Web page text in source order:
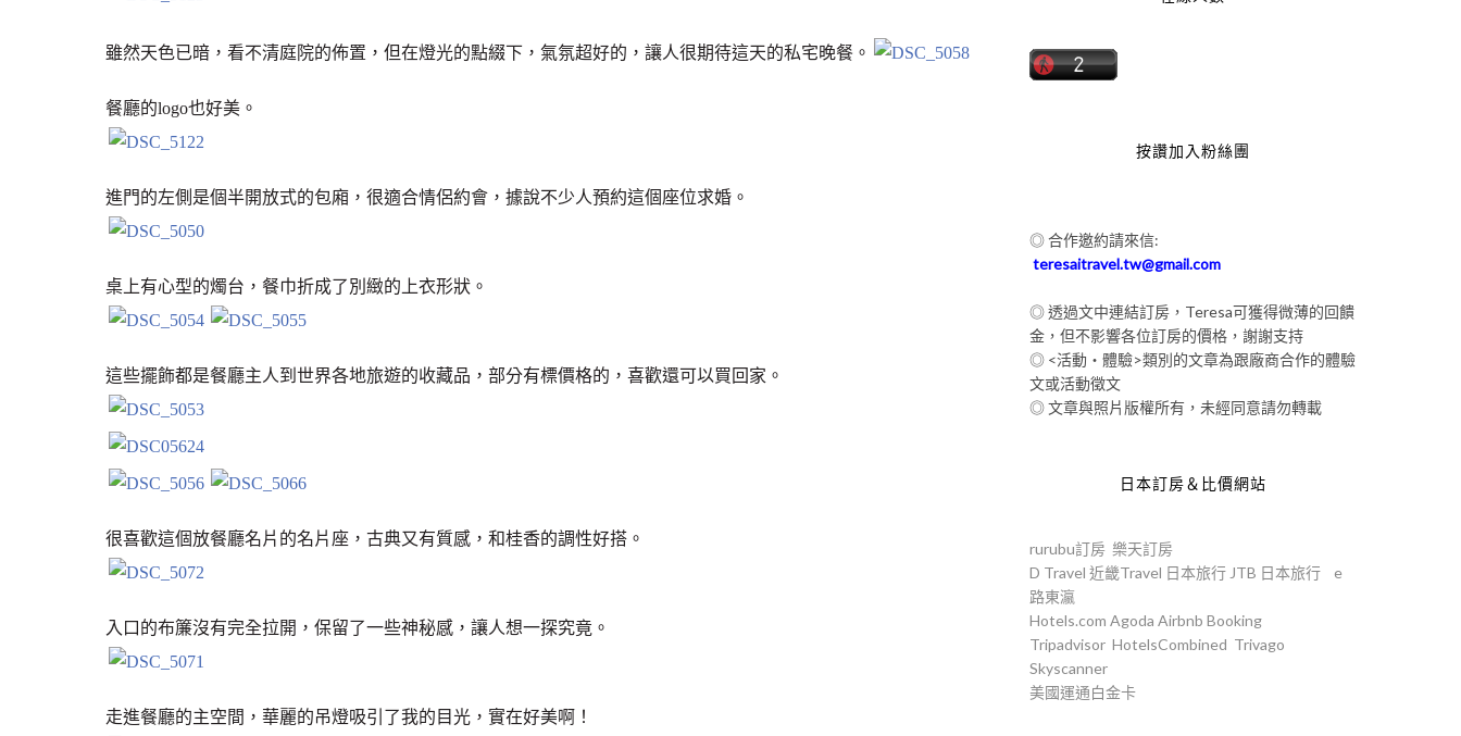
雖然天色已暗，看不清庭院的佈置，但在燈光的點綴下，氣氛超好的，讓人很期待這天的私宅晚餐。
餐廳的logo也好美。
進門的左側是個半開放式的包廂，很適合情侶約會，據說不少人預約這個座位求婚。
桌上有心型的燭台，餐巾折成了別緻的上衣形狀。
這些擺飾都是餐廳主人到世界各地旅遊的收藏品，部分有標價格的，喜歡還可以買回家。
很喜歡這個放餐廳名片的名片座，古典又有質感，和桂香的調性好搭。
入口的布簾沒有完全拉開，保留了一些神秘感，讓人想一探究竟。
走進餐廳的主空間，華麗的吊燈吸引了我的目光，實在好美啊！
按讚加入粉絲團
◎ 合作邀約請來信:
teresaitravel.tw@gmail.com
◎ 透過文中連結訂房，Teresa可獲得微薄的回饋
金，但不影響各位訂房的價格，謝謝支持
◎ <活動‧體驗>類別的文章為跟廠商合作的體驗
文或活動徵文
◎ 文章與照片版權所有，未經同意請勿轉載
日本訂房＆比價網站
rurubu訂房 樂天訂房
D Travel 近畿Travel 日本旅行 JTB 日本旅行
e
路東瀛
Hotels.com Agoda Airbnb Booking
Tripadvisor HotelsCombined Trivago
Skyscanner
美國運通白金卡